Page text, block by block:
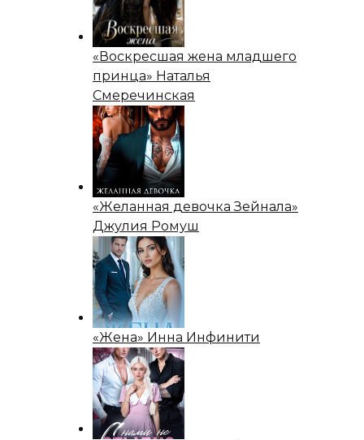
«Воскресшая жена младшего
принца» Наталья
Смеречинская
«Желанная девочка Зейнала»
Джулия Ромуш
«Жена» Инна Инфинити